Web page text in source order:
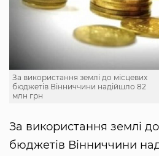
За використання землі до місцевих
бюджетів Вінниччини надійшло 82
млн грн
За використання землі
бюджетів Вінниччини